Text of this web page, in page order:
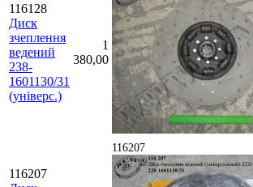
116128
Диск
зчеплення
ведений
238-
1601130/31
(універс.)
1
380,00
116207
116207